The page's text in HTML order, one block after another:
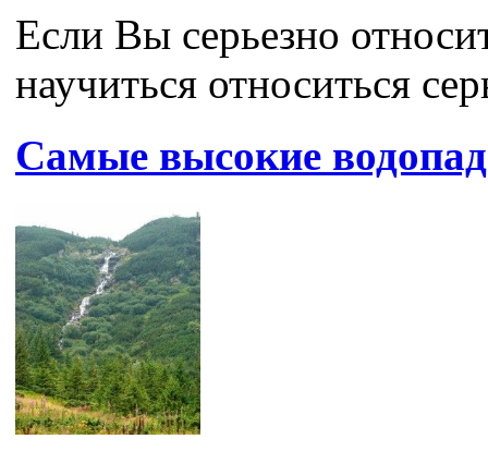
Если Вы серьезно
научиться относиться
Самые высокие